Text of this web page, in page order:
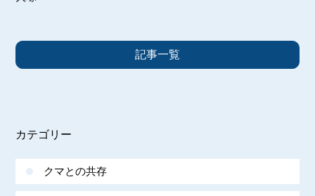
記事一覧
カテゴリー
クマとの共存